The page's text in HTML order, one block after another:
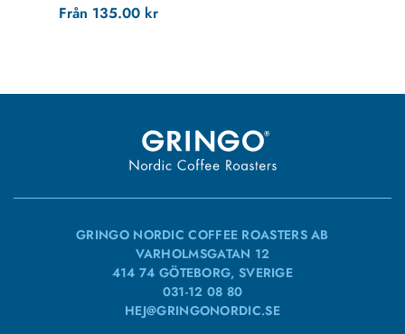
Från 135.00 kr
GRINGO NORDIC COFFEE ROASTERS AB
VARHOLMSGATAN 12
414 74 GÖTEBORG, SVERIGE
031-12 08 80
HEJ@GRINGONORDIC.SE